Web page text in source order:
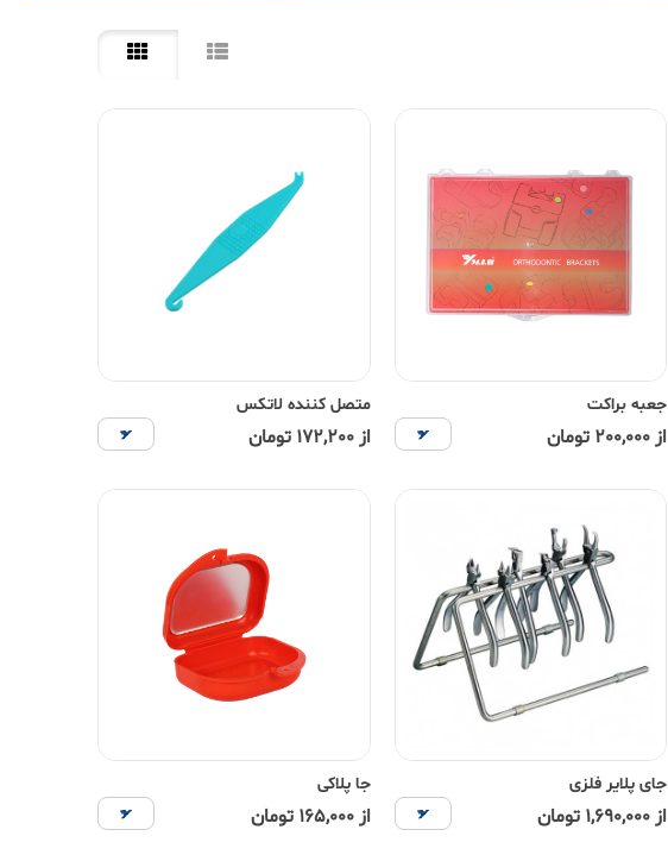
جعبه براکت
از 200,000 تومان
متصل کننده لاتکس
از 172,200 تومان
جای پلایر فلزی
از 1,690,000 تومان
جا پلاکی
از 165,000 تومان